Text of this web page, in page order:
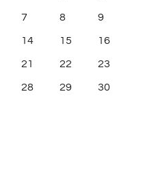
7 8 9
14 15 16
21 22 23
28 29 30